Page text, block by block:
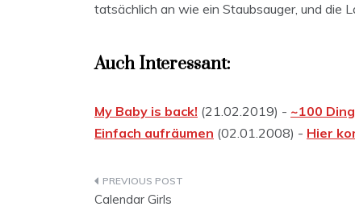
tatsächlich an wie ein Staubsauger, und die
Auch Interessant:
My Baby is back! (21.02.2019) - ~100
Einfach aufräumen (02.01.2008) - Hier
Beitragsnavigation
Calendar Girls